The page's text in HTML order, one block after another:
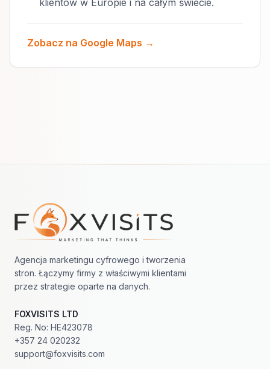
klientów w Europie i na całym świecie.
Zobacz na Google Maps →
Nawigacja w stopce
Agencja marketingu cyfrowego i tworzenia
stron. Łączymy firmy z właściwymi klientami
przez strategie oparte na danych.
FOXVISITS LTD
Reg. No: HE423078
+357 24 020232
support@foxvisits.com